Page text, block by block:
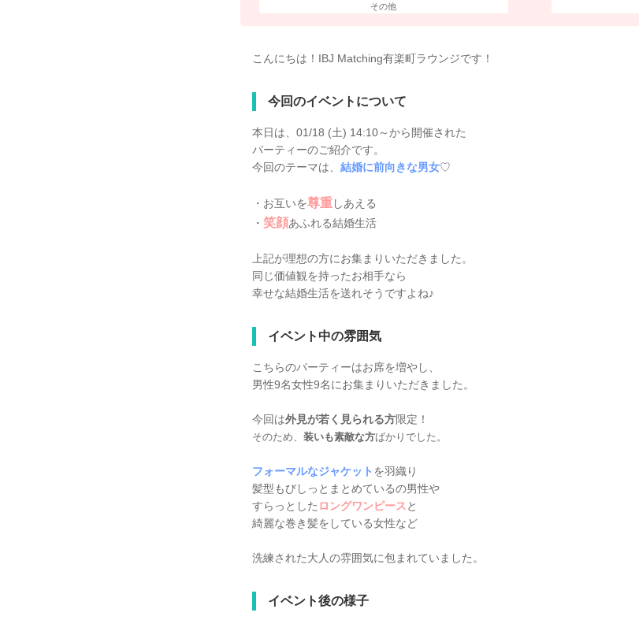
その他
こんにちは！IBJ Matching有楽町ラウンジです！
今回のイベントについて
本日は、01/18 (土) 14:10～から開催された
パーティーのご紹介です。
今回のテーマは、 結婚に前向きな男女♡
・お互いを尊重しあえる
・ 笑顔あふれる結婚生活
上記が理想の方にお集まりいただきました。
同じ価値観を持ったお相手なら
幸せな結婚生活を送れそうですよね♪
イベント中の雰囲気
こちらのパーティーはお席を増やし、
男性9名女性9名にお集まりいただきました。
今回は外見が若く見られる方限定！
そのため、 装いも素敵な方ばかりでした。
フォーマルなジャケット を羽織り
髪型もびしっとまとめているの男性や
すらっとした ロングワンピース と
綺麗な巻き髪をしている女性など
洗練された大人の雰囲気に包まれていました。
イベント後の様子